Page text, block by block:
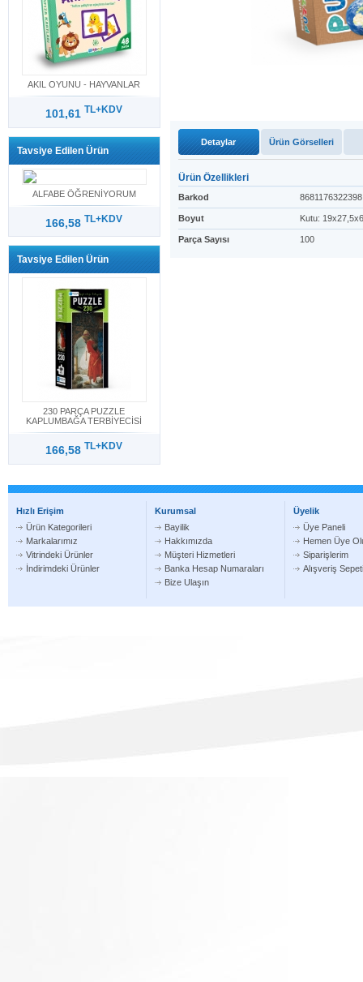
AKIL OYUNU - HAYVANLAR
101,61 TL+KDV
Tavsiye Edilen Ürün
ALFABE ÖĞRENİYORUM
166,58 TL+KDV
Tavsiye Edilen Ürün
230 PARÇA PUZZLE
KAPLUMBAĞA TERBİYECİSİ
166,58 TL+KDV
Detaylar Ürün Görselleri
Ürün Özellikleri
Barkod 8681176322398
Boyut Kutu:
Parça Sayısı 100
Hızlı Erişim
Ürün Kategorileri
Markalarımız
Vitrindeki Ürünler
İndirimdeki Ürünler
Kurumsal
Bayilik
Hakkımızda
Müşteri Hizmetleri
Banka Hesap Numaraları
Bize Ulaşın
Üyelik
Üye Paneli
Hemen Üye
Siparişlerim
Alışveriş